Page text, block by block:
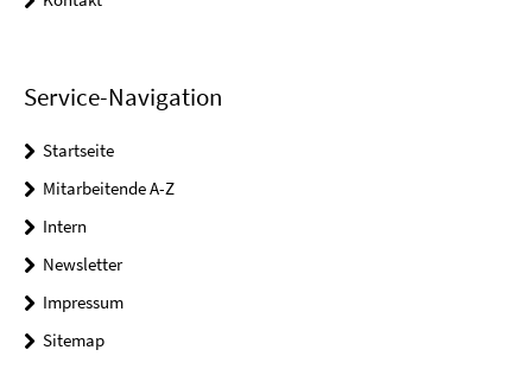
Service-Navigation
Startseite
Mitarbeitende A-Z
Intern
Newsletter
Impressum
Sitemap